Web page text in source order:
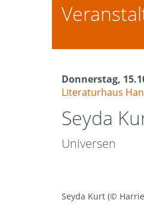
Seyda
Donnerstag,
Literaturhaus
Universen
Seyda Kurt (©